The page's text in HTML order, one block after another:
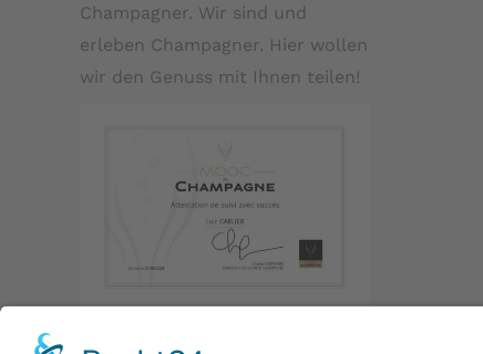
Champagner. Wir sind und
erleben Champagner. Hier wollen
wir den Genuss mit Ihnen teilen!